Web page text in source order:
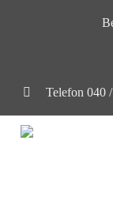
Telefon 040